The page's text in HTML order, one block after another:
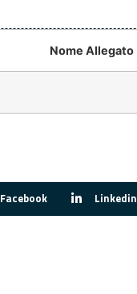
Nome Allegato
Facebook Linkedin